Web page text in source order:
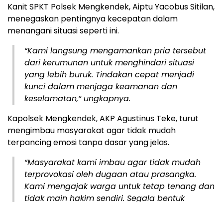
Kanit SPKT Polsek Mengkendek, Aiptu Yacobus Sitilan,
menegaskan pentingnya kecepatan dalam
menangani situasi seperti ini.
“Kami langsung mengamankan pria tersebut
dari kerumunan untuk menghindari situasi
yang lebih buruk. Tindakan cepat menjadi
kunci dalam menjaga keamanan dan
keselamatan,” ungkapnya.
Kapolsek Mengkendek, AKP Agustinus Teke, turut
mengimbau masyarakat agar tidak mudah
terpancing emosi tanpa dasar yang jelas.
“Masyarakat kami imbau agar tidak mudah
terprovokasi oleh dugaan atau prasangka.
Kami mengajak warga untuk tetap tenang dan
tidak main hakim sendiri. Segala bentuk